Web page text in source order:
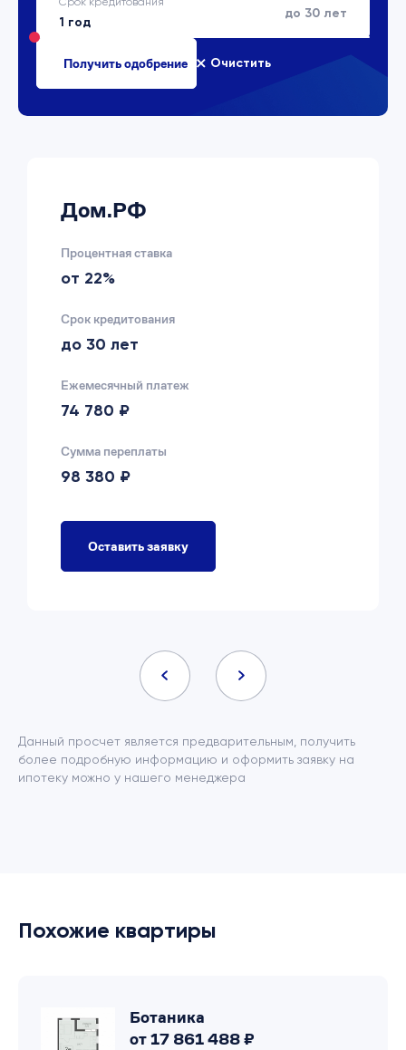
до 30 лет
Очистить
Дом.РФ
Процентная ставка
от 22%
Срок кредитования
до 30 лет
Ежемесячный платеж
74 780 ₽
Сумма переплаты
98 380 ₽
Оставить заявку
Данный просчет является предварительным, получить
более подробную информацию и оформить заявку на
ипотеку можно у нашего менеджера
Похожие квартиры
Ботаника
от 17 861 488 ₽